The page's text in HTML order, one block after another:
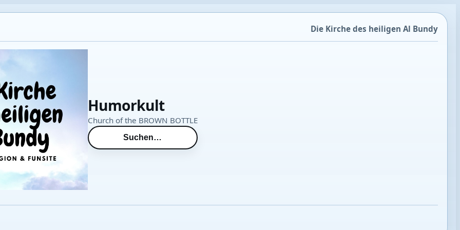
Die Kirche des heiligen Al Bundy
Humorkult
Church of the BROWN BOTTLE
Suchen…